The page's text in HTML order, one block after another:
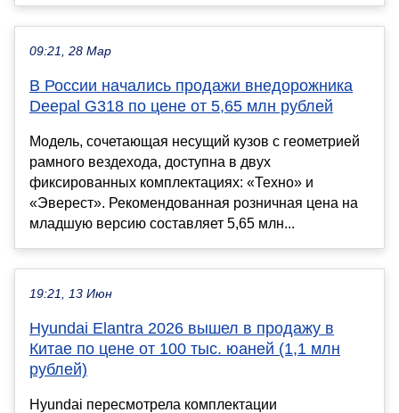
09:21, 28 Мар
В России начались продажи внедорожника
Deepal G318 по цене от 5,65 млн рублей
Модель, сочетающая несущий кузов с геометрией
рамного вездехода, доступна в двух
фиксированных комплектациях: «Техно» и
«Эверест». Рекомендованная розничная цена на
младшую версию составляет 5,65 млн...
19:21, 13 Июн
Hyundai Elantra 2026 вышел в продажу в
Китае по цене от 100 тыс. юаней (1,1 млн
рублей)
Hyundai пересмотрела комплектации